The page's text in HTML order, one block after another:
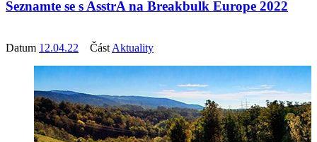
Seznamte se s AsstrA na Breakbulk Europe 2022
Datum 12.04.22 Část Aktuality